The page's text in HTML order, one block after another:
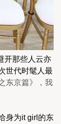
开那些人云亦
世代时髦人最
东京篇》，我
身为it girl的东